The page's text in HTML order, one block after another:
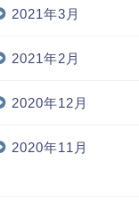
2021年3月
2021年2月
2020年12月
2020年11月